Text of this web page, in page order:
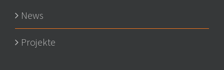
News
Projekte